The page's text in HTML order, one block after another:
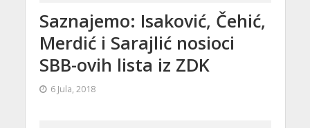
Saznajemo: Isaković, Čehić,
Merdić i Sarajlić nosioci
SBB-ovih lista iz ZDK
6 Jula, 2018